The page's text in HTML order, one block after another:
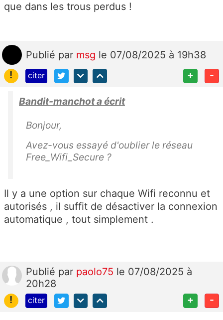
que dans les trous perdus !
Publié par msg le 07/08/2025 à 19h38
!
citer + -
Bandit-manchot a écrit
Bonjour,
Avez-vous essayé d'oublier le réseau
Free_Wifi_Secure ?
Il y a une option sur chaque Wifi reconnu et
autorisés , il suffit de désactiver la connexion
automatique , tout simplement .
Publié par paolo75 le 07/08/2025 à
20h28
!
citer + -